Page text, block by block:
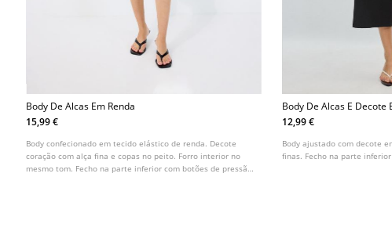
Body De Alcas Em Renda
15,99 €
Body confecionado em tecido elástico de renda. Decote
coração com alça fina e copas no peito. Forro interior no
mesmo tom. Fecho na parte inferior com botões de pressão.
Body De Alcas E Decote
12,99 €
Body ajustado com decote
finas. Fecho na parte